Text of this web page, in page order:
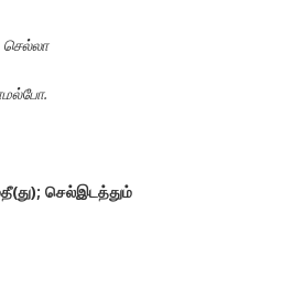
செல்லா
.
(து); செல்இடத்தும்